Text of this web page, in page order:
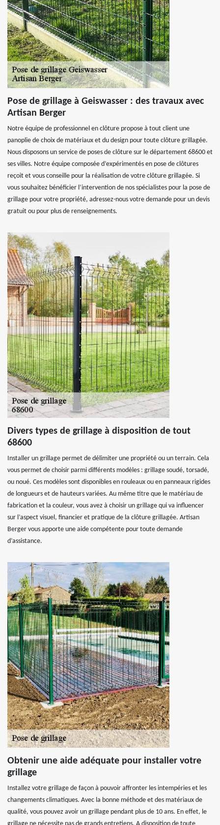
Pose de grillage à Geiswasser : des travaux avec
Artisan Berger
Notre équipe de professionnel en clôture propose à tout client une
panoplie de choix de matériaux et du design pour toute clôture grillagée.
Nous disposons un service de poses de clôture sur le département 68600 et
ses villes. Notre équipe composée d’expérimentés en pose de clôtures
reçoit et vous conseille pour la réalisation de votre clôture grillagée. Si
vous souhaitez bénéficier l’intervention de nos spécialistes pour la pose de
grillage pour votre propriété, adressez-nous votre demande pour un devis
gratuit ou pour plus de renseignements.
Divers types de grillage à disposition de tout
68600
Installer un grillage permet de délimiter une propriété ou un terrain. Cela
vous permet de choisir parmi différents modèles : grillage soudé, torsadé,
ou noué. Ces modèles sont disponibles en rouleaux ou en panneaux rigides
de longueurs et de hauteurs variées. Au même titre que le matériau de
fabrication et la couleur, vous avez à choisir un grillage qui va influencer
sur l’aspect visuel, financier et pratique de la clôture grillagée. Artisan
Berger vous apporte une aide compétente pour toute demande
d’assistance.
Obtenir une aide adéquate pour installer votre
grillage
Installez votre grillage de façon à pouvoir affronter les intempéries et les
changements climatiques. Avec la bonne méthode et des matériaux de
qualité, vous pouvez avoir un grillage pendant plus de 10 ans. En effet, le